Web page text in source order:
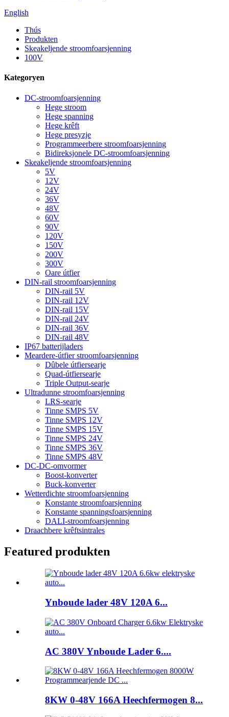
English
Thús
Produkten
Skeakeljende stroomfoarsjenning
100V
Kategoryen
DC-stroomfoarsjenning
Hege stroom
Hege spanning
Hege krêft
Hege presyzje
Programmeerbere stroomfoarsjenning
Bidireksjonele DC-stroomfoarsjenning
Skeakeljende stroomfoarsjenning
5V
12V
24V
36V
48V
60V
90V
120V
150V
200V
300V
Oare útfier
DIN-rail stroomfoarsjenning
DIN-rail 5V
DIN-rail 12V
DIN-rail 15V
DIN-rail 24V
DIN-rail 36V
DIN-rail 48V
IP67 batterijladers
Meardere-útfier stroomfoarsjenning
Dûbele útfiersearje
Quad-útfiersearje
Triple Output-searje
Ultradunne stroomfoarsjenning
LRS-searje
Tinne SMPS 5V
Tinne SMPS 12V
Tinne SMPS 15V
Tinne SMPS 24V
Tinne SMPS 36V
Tinne SMPS 48V
DC-DC-omvormer
Boost-konverter
Buck-konverter
Wetterdichte stroomfoarsjenning
Konstante stroomfoarsjenning
Konstante spanningsfoarsjenning
DALI-stroomfoarsjenning
Draachbere krêftsintrales
Featured produkten
Ynboude lader 48V 120A 6...
AC 380V Ynboude Lader 6....
8KW 0-48V 166A Heechfermogen 8...